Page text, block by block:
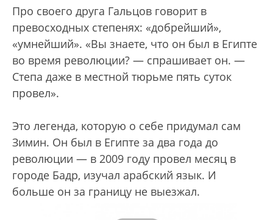
Про своего друга Гальцов говорит в
превосходных степенях: «добрейший»,
«умнейший». «Вы знаете, что он был в Египте
во время революции? — спрашивает он. —
Степа даже в местной тюрьме пять суток
провел».
Это легенда, которую о себе придумал сам
Зимин. Он был в Египте за два года до
революции — в 2009 году провел месяц в
городе Бадр, изучал арабский язык. И
больше он за границу не выезжал.